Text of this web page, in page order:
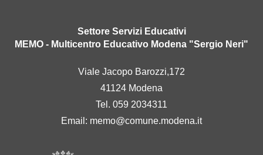
Settore Servizi Educativi
MEMO - Multicentro Educativo Modena "Sergio Neri"
Viale Jacopo Barozzi,172
41124 Modena
Tel. 059 2034311
Email: memo@comune.modena.it